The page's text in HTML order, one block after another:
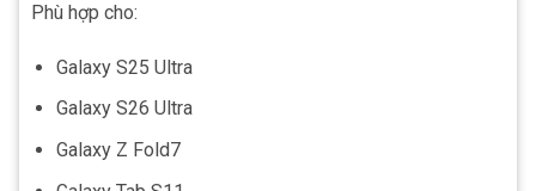
Phù hợp cho:
Galaxy S25 Ultra
Galaxy S26 Ultra
Galaxy Z Fold7